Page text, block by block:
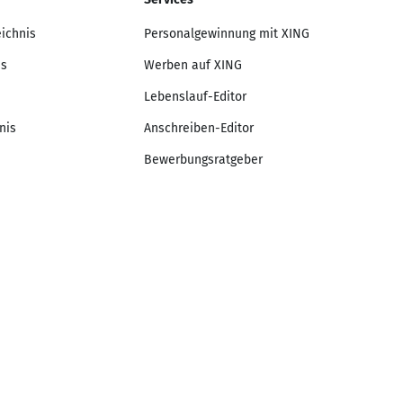
Personalgewinnung mit XING
Werben auf XING
Lebenslauf-Editor
Anschreiben-Editor
Bewerbungsratgeber